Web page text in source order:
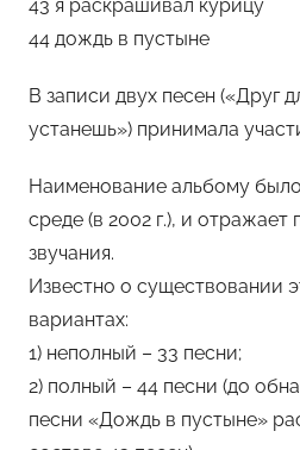
43 я раскрашивал курицу
44 дождь в пустыне
В записи двух песен («Друг
устанешь») принимала
Наименование альбому
среде (в 2002 г.), и отражает
звучания.
Известно о существовании
вариантах:
1) неполный – 33 песни;
2) полный – 44 песни (до
песни «Дождь в пустыне»